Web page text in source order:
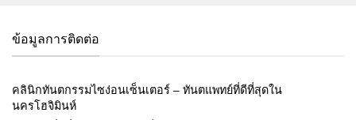
ข้อมูลการติดต่อ
คลินิกทันตกรรมไซง่อนเซ็นเตอร์ – ทันตแพทย์ที่ดีที่สุดใน
นครโฮจิมินห์